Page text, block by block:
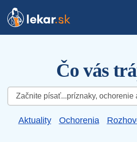
Čo vás
Hľadať:
Aktuality Ochorenia